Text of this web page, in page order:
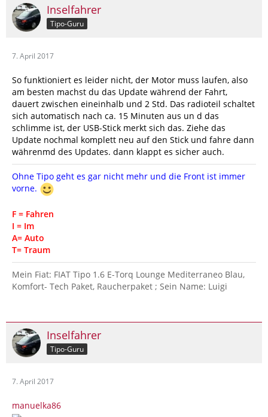
Inselfahrer
Tipo-Guru
7. April 2017
So funktioniert es leider nicht, der Motor muss laufen, also
am besten machst du das Update während der Fahrt,
dauert zwischen eineinhalb und 2 Std. Das radioteil schaltet
sich automatisch nach ca. 15 Minuten aus un d das
schlimme ist, der USB-Stick merkt sich das. Ziehe das
Update nochmal komplett neu auf den Stick und fahre dann
währenmd des Updates. dann klappt es sicher auch.
Ohne Tipo geht es gar nicht mehr und die Front ist immer
vorne.
F = Fahren
I = Im
A= Auto
T= Traum
Mein Fiat: FIAT Tipo 1.6 E-Torq Lounge Mediterraneo Blau,
Komfort- Tech Paket, Raucherpaket ; Sein Name: Luigi
Inselfahrer
Tipo-Guru
7. April 2017
manuelka86